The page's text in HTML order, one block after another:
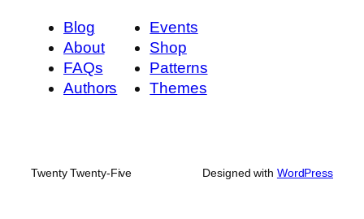
Blog
About
FAQs
Authors
Events
Shop
Patterns
Themes
Twenty Twenty-Five Designed with WordPress